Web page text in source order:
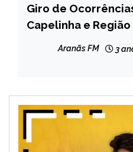
CAPELINHA
NOTÍCIAS
Giro de
Capelinha e
Aranãs FM 3